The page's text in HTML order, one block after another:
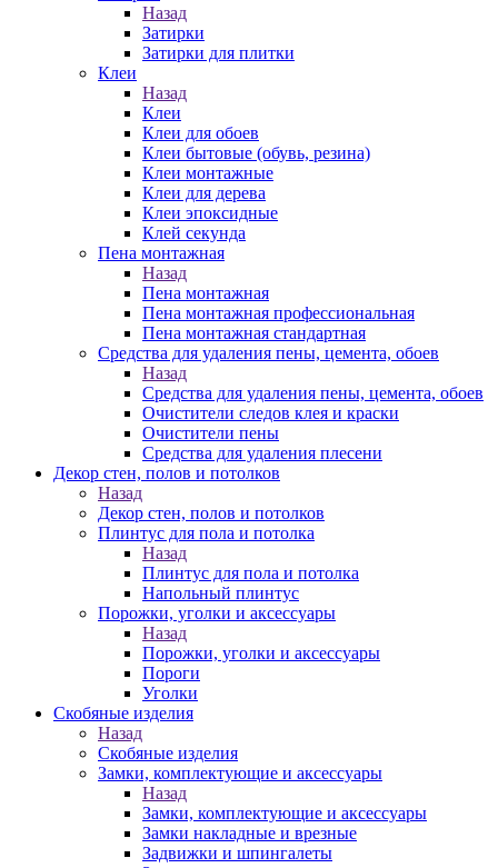
Назад
Затирки
Затирки для плитки
Клеи
Назад
Клеи
Клеи для обоев
Клеи бытовые (обувь, резина)
Клеи монтажные
Клеи для дерева
Клеи эпоксидные
Клей секунда
Пена монтажная
Назад
Пена монтажная
Пена монтажная профессиональная
Пена монтажная стандартная
Средства для удаления пены, цемента, обоев
Назад
Средства для удаления пены, цемента, обоев
Очистители следов клея и краски
Очистители пены
Средства для удаления плесени
Декор стен, полов и потолков
Назад
Декор стен, полов и потолков
Плинтус для пола и потолка
Назад
Плинтус для пола и потолка
Напольный плинтус
Порожки, уголки и аксессуары
Назад
Порожки, уголки и аксессуары
Пороги
Уголки
Скобяные изделия
Назад
Скобяные изделия
Замки, комплектующие и аксессуары
Назад
Замки, комплектующие и аксессуары
Замки накладные и врезные
Задвижки и шпингалеты